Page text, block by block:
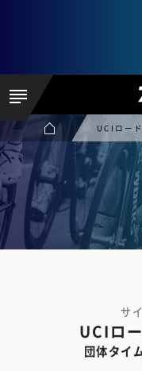
UCIロー
サ
UCIロ
団体タイ